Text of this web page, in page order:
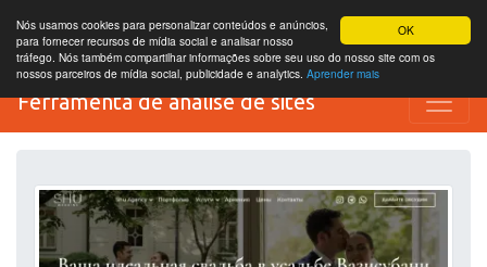
OK
Nós usamos cookies para personalizar conteúdos e anúncios,
para fornecer recursos de mídia social e analisar nosso
tráfego. Nós também compartilhar informações sobre seu uso do nosso site com os
nossos parceiros de mídia social, publicidade e analytics. Aprender mais
Ferramenta de análise de sites